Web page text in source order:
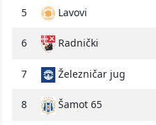
5 Lavovi
6 Radnički
7 Železničar jug
8 Šamot 65